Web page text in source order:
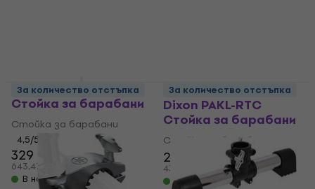
Yamaha HXREXII
Стойкa за барабани
Стойкa за барабани
4,5/5
329 €
643,47 лв
В наличност
Dixon PAKL-RTC
Стойкa за барабани
Стойкa за барабани
22,20 €
43,42 лв
В наличност
За количество отстъпка За количество отстъпка